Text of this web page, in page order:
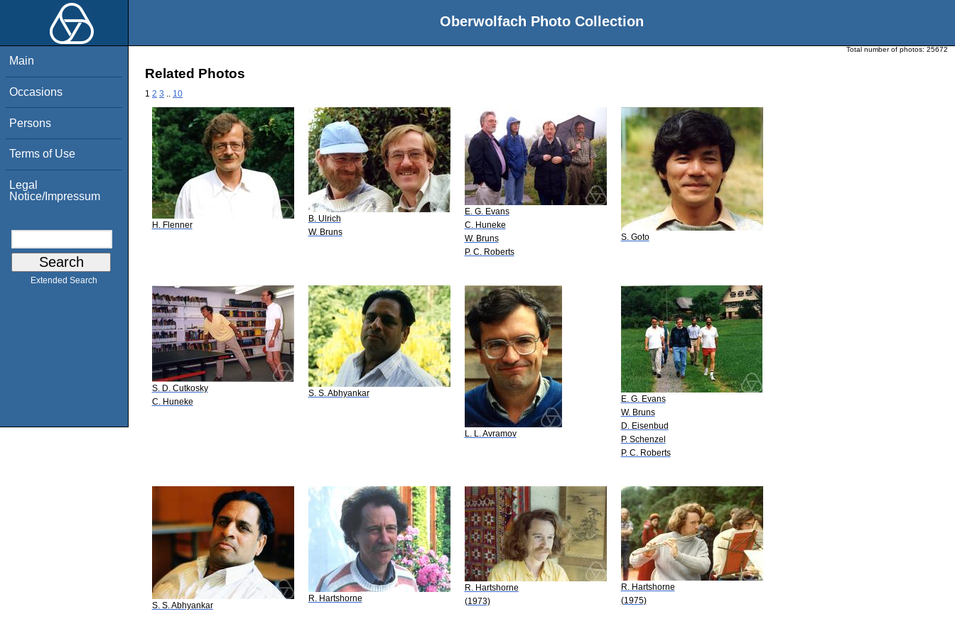
Oberwolfach Photo Collection
Main
Occasions
Persons
Terms of Use
Legal
Notice/Impressum
Extended Search
Total number of photos: 25672
Related Photos
1 2 3 10
H. Flenner
B. Ulrich
W. Bruns
E. G. Evans
C. Huneke
W. Bruns
P. C. Roberts
S. Goto
S. D. Cutkosky
C. Huneke
S. S. Abhyankar
L. L. Avramov
E. G. Evans
W. Bruns
D. Eisenbud
P. Schenzel
P. C. Roberts
S. S. Abhyankar
R. Hartshorne
R. Hartshorne
(1973)
R. Hartshorne
(1975)